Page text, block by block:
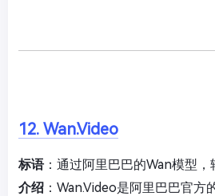
12. Wan.Video
标语：通过阿里巴巴的Wan模型，
介绍 ：Wan.Video是阿里巴巴官